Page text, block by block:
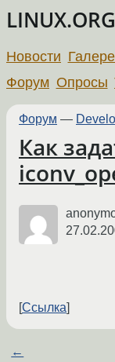
Новости
Форум Опросы
Форум —
Как
Ссылка
←